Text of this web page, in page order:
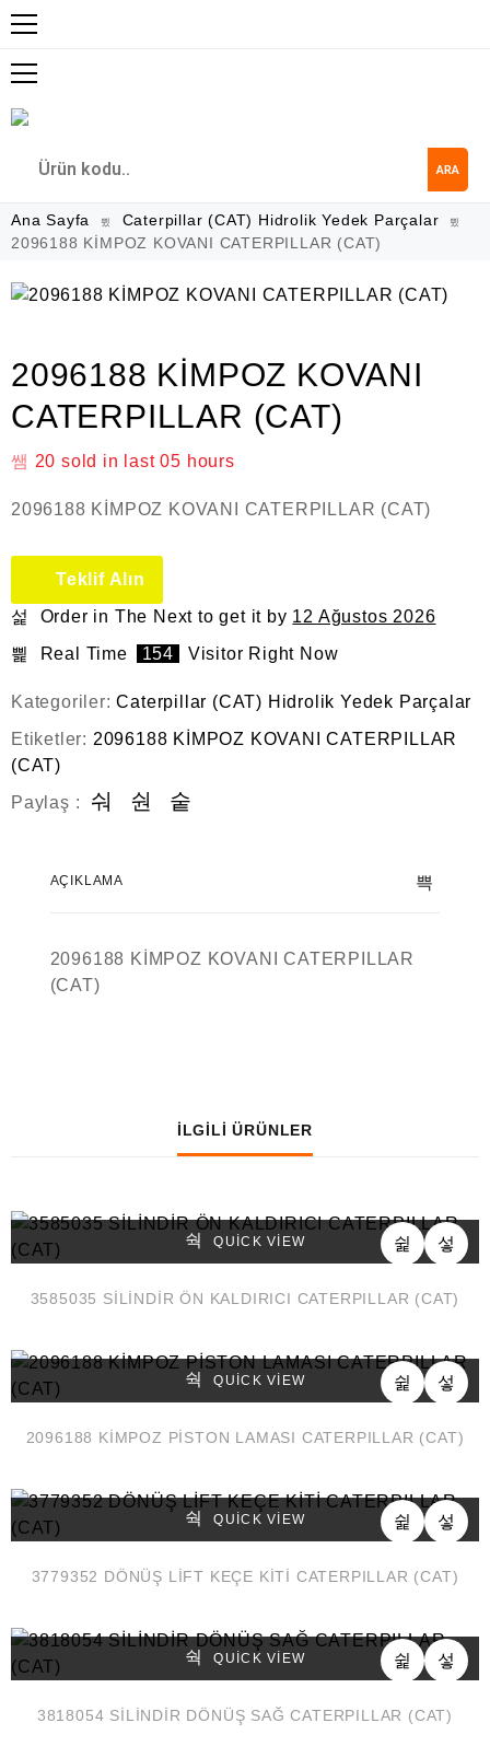
ARA
Ana Sayfa
Caterpillar (CAT) Hidrolik Yedek Parçalar
2096188 KİMPOZ KOVANI CATERPILLAR (CAT)
2096188 KİMPOZ KOVANI
CATERPILLAR (CAT)
20 sold in last05 hours
2096188 KİMPOZ KOVANI CATERPILLAR (CAT)
Teklif Alın
Order in The Nextto get it by 12 Ağustos 2026
Real Time
154 Visitor Right Now
Kategoriler:Caterpillar (CAT) Hidrolik Yedek Parçalar
Etiketler: 2096188 KİMPOZ KOVANI CATERPILLAR
(CAT)
Paylaş :
AÇIKLAMA
2096188 KİMPOZ KOVANI CATERPILLAR
(CAT)
İLGILI ÜRÜNLER
QUICK VIEW
3585035 SİLİNDİR ÖN KALDIRICI CATERPILLAR (CAT)
QUICK VIEW
2096188 KİMPOZ PİSTON LAMASI CATERPILLAR (CAT)
QUICK VIEW
3779352 DÖNÜŞ LİFT KEÇE KİTİ CATERPILLAR (CAT)
QUICK VIEW
3818054 SİLİNDİR DÖNÜŞ SAĞ CATERPILLAR (CAT)